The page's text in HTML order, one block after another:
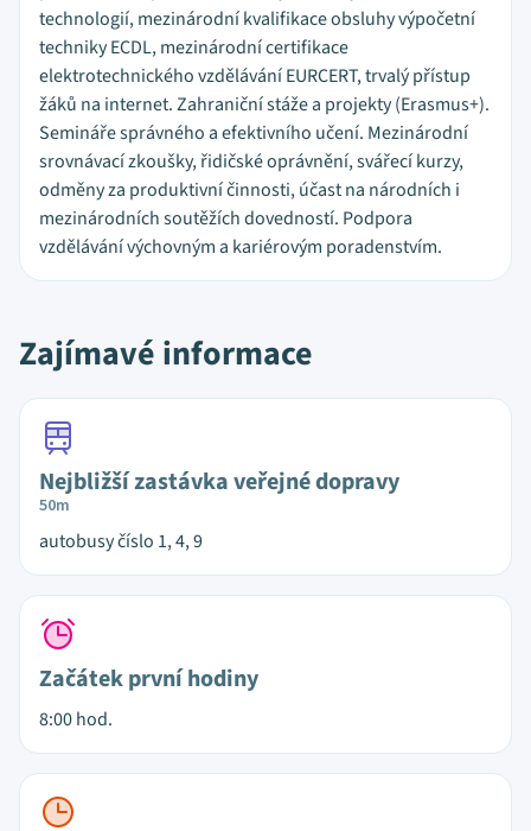
technologií, mezinárodní kvalifikace obsluhy výpočetní
techniky ECDL, mezinárodní certifikace
elektrotechnického vzdělávání EURCERT, trvalý přístup
žáků na internet. Zahraniční stáže a projekty (Erasmus+).
Semináře správného a efektivního učení. Mezinárodní
srovnávací zkoušky, řidičské oprávnění, svářecí kurzy,
odměny za produktivní činnosti, účast na národních i
mezinárodních soutěžích dovedností. Podpora
vzdělávání výchovným a kariérovým poradenstvím.
Zajímavé informace
Nejbližší zastávka veřejné dopravy
50m
autobusy číslo 1, 4, 9
Začátek první hodiny
8:00 hod.